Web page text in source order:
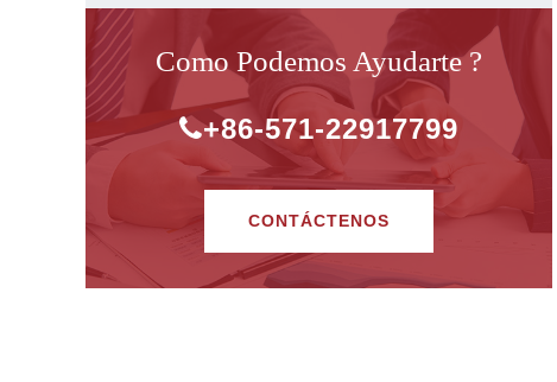
Como Podemos Ayudarte ?
+86-571-22917799
CONTÁCTENOS